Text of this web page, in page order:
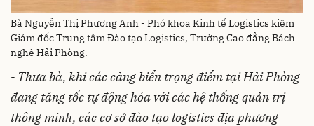
Bà Nguyễn Thị Phương Anh - Phó khoa Kinh tế Logistics kiêm
Giám đốc Trung tâm Đào tạo Logistics, Trường Cao đẳng Bách
nghệ Hải Phòng.
- Thưa bà, khi các cảng biển trọng điểm tại Hải Phòng
đang tăng tốc tự động hóa với các hệ thống quản trị
thông minh, các cơ sở đào tạo logistics địa phương